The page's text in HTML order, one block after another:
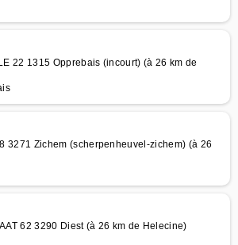
22 1315 Opprebais (incourt) (à 26 km de
3271 Zichem (scherpenheuvel-zichem) (à 26
62 3290 Diest (à 26 km de Helecine)